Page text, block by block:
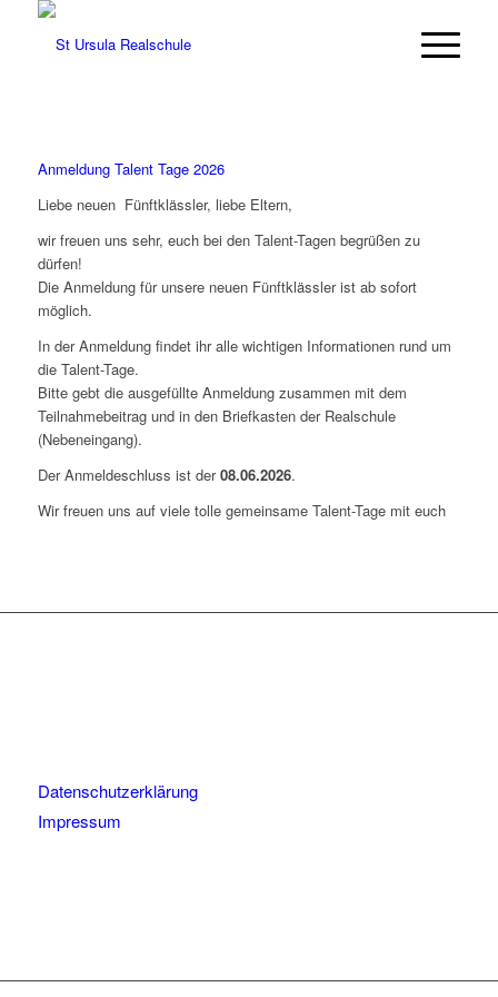
Anmeldung Talent Tage 2026
Liebe neuen Fünftklässler, liebe Eltern,
wir freuen uns sehr, euch bei den Talent-Tagen begrüßen zu
dürfen!
Die Anmeldung für unsere neuen Fünftklässler ist ab sofort
möglich.
In der Anmeldung findet ihr alle wichtigen Informationen rund um
die Talent-Tage.
Bitte gebt die ausgefüllte Anmeldung zusammen mit dem
Teilnahmebeitrag und in den Briefkasten der Realschule
(Nebeneingang).
Der Anmeldeschluss ist der08.06.2026.
Wir freuen uns auf viele tolle gemeinsame Talent-Tage mit euch
Datenschutzerklärung
Impressum